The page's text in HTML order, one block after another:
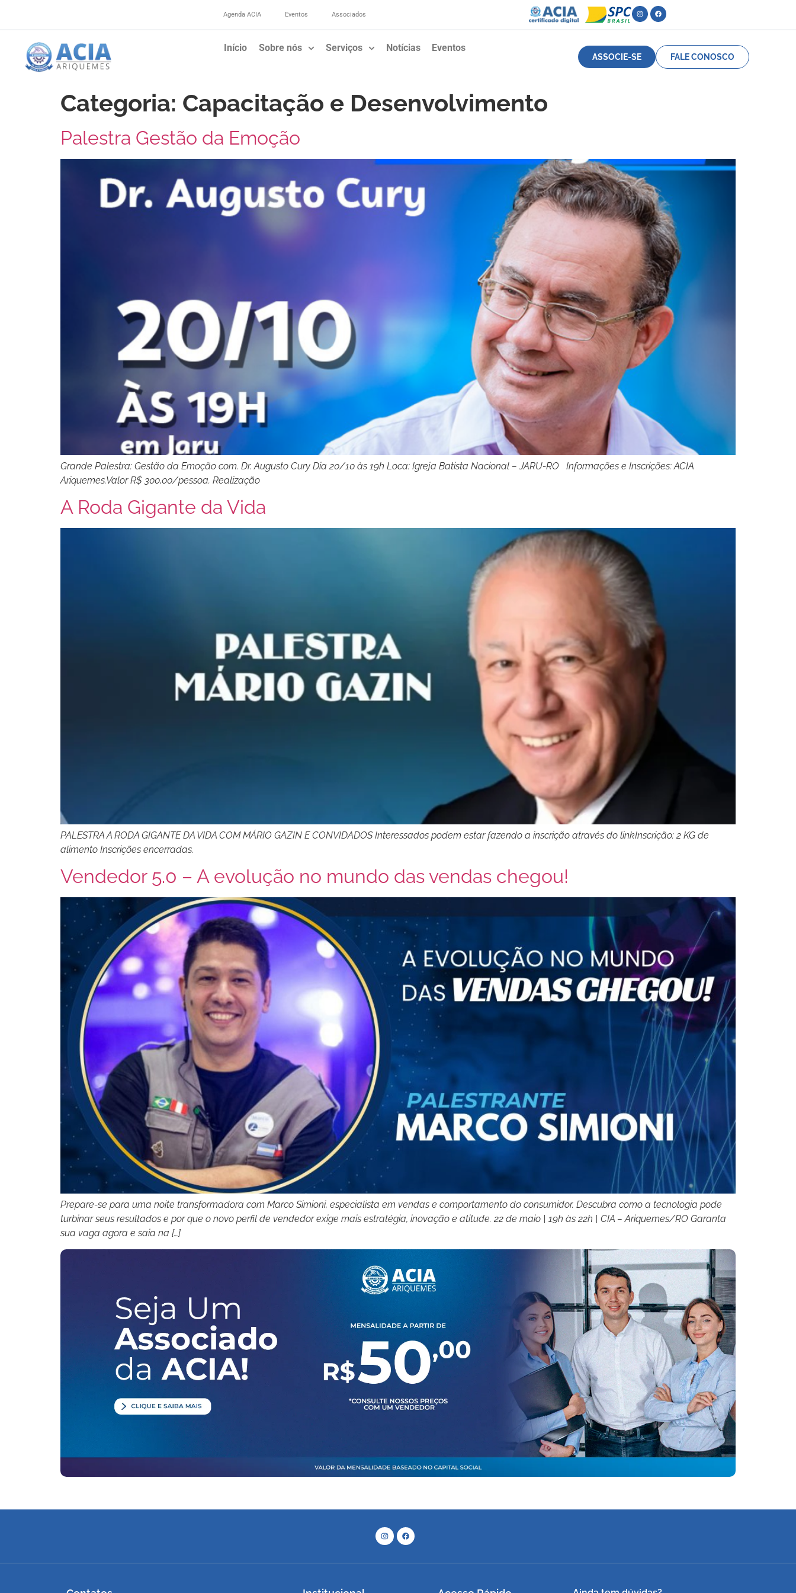
Agenda ACIA Eventos Associados
Início Sobre nós Serviços Notícias Eventos
ASSOCIE-SE FALE CONOSCO
Categoria: Capacitação e Desenvolvimento
Palestra Gestão da Emoção
Grande Palestra: Gestão da Emoção com. Dr. Augusto Cury Dia 20/10 às 19h Loca: Igreja Batista Nacional – JARU-RO Informações e Inscrições: ACIA
Ariquemes.Valor R$ 300,00/pessoa. Realização
A Roda Gigante da Vida
PALESTRA A RODA GIGANTE DA VIDA COM MÁRIO GAZIN E CONVIDADOS Interessados podem estar fazendo a inscrição através do linkInscrição: 2 KG de
alimento Inscrições encerradas.
Vendedor 5.0 – A evolução no mundo das vendas chegou!
Prepare-se para uma noite transformadora com Marco Simioni, especialista em vendas e comportamento do consumidor. Descubra como a tecnologia pode
turbinar seus resultados e por que o novo perfil de vendedor exige mais estratégia, inovação e atitude. 22 de maio | 19h às 22h | CIA – Ariquemes/RO Garanta
sua vaga agora e saia na […]